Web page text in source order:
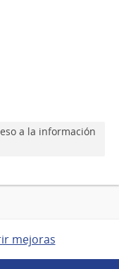
a la información
mejoras